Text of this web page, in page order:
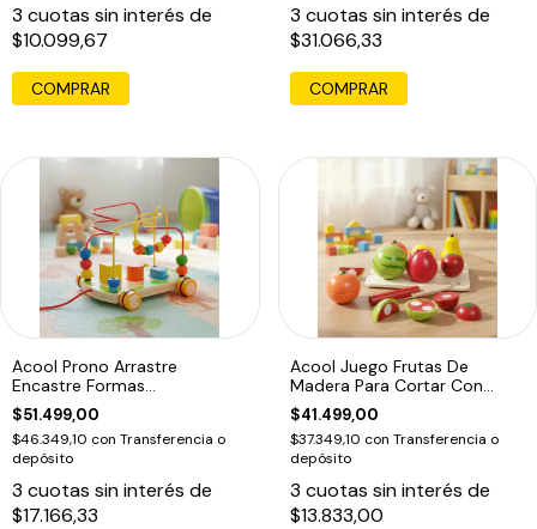
3 cuotas sin interés de
$10.099,67
COMPRAR
3 cuotas sin interés de
$31.066,33
Acool Prono Arrastre
Encastre Formas
Geometricas Ac7627
$51.499,00
$46.349,10 con Transferencia o
depósito
3 cuotas sin interés de
$17.166,33
Acool Juego Frutas De
Madera Para Cortar Con
Velcro
$41.499,00
$37.349,10 con Transferencia o
depósito
3 cuotas sin interés de
$13.833,00